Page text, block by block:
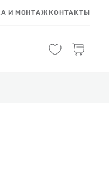
И МОНТАЖКОНТАКТЫ